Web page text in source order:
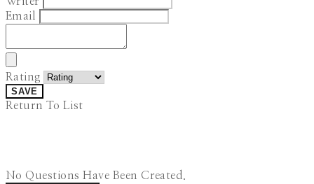
Email
Rating
SAVE
Return To List
No Questions Have Been Created.